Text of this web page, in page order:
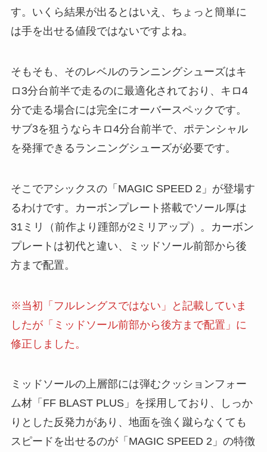
す。いくら結果が出るとはいえ、ちょっと簡単に
は手を出せる値段ではないですよね。
そもそも、そのレベルのランニングシューズはキ
ロ3分台前半で走るのに最適化されており、キロ4
分で走る場合には完全にオーバースペックです。
サブ3を狙うならキロ4分台前半で、ポテンシャル
を発揮できるランニングシューズが必要です。
そこでアシックスの「MAGIC SPEED 2」が登場す
るわけです。カーボンプレート搭載でソール厚は
31ミリ（前作より踵部が2ミリアップ）。カーボン
プレートは初代と違い、ミッドソール前部から後
方まで配置。
※当初「フルレングスではない」と記載していま
したが「ミッドソール前部から後方まで配置」に
修正しました。
ミッドソールの上層部には弾むクッションフォー
ム材「FF BLAST PLUS」を採用しており、しっか
りとした反発力があり、地面を強く蹴らなくても
スピードを出せるのが「MAGIC SPEED 2」の特徴